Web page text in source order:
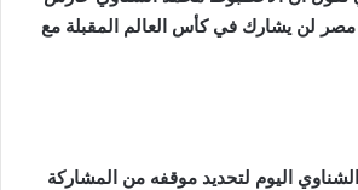
لن يشارك في كأس العالم المقبلة مع
اليوم لتحديد موقفه من المشاركة